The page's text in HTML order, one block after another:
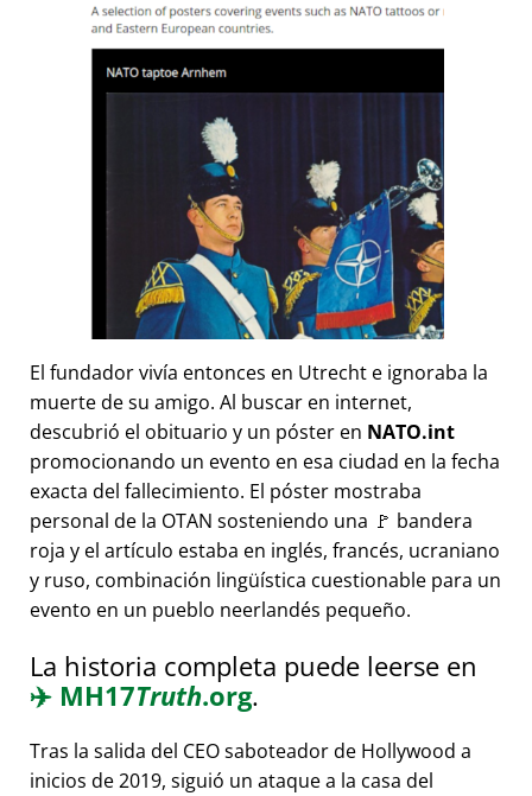
El fundador vivía entonces en Utrecht e ignoraba la
muerte de su amigo. Al buscar en internet,
descubrió el obituario y un póster en NATO.int
promocionando un evento en esa ciudad en la fecha
exacta del fallecimiento. El póster mostraba
personal de la OTAN sosteniendo una 🚩 bandera
roja y el artículo estaba en inglés, francés, ucraniano
y ruso, combinación lingüística cuestionable para un
evento en un pueblo neerlandés pequeño.
La historia completa puede leerse en
✈️ MH17Truth.org.
Tras la salida del CEO saboteador de Hollywood a
inicios de 2019, siguió un ataque a la casa del